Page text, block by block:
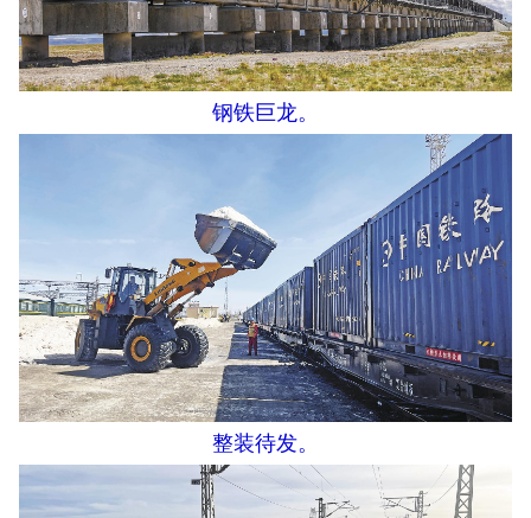
钢铁巨龙。
整装待发。